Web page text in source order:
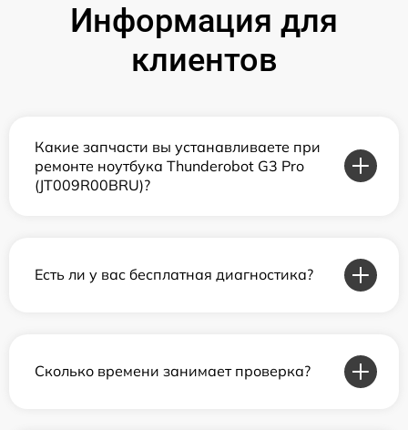
Информация для
клиентов
Какие запчасти вы устанавливаете при
ремонте ноутбука Thunderobot G3 Pro
(JT009R00BRU)?
Есть ли у вас бесплатная диагностика?
Сколько времени занимает проверка?